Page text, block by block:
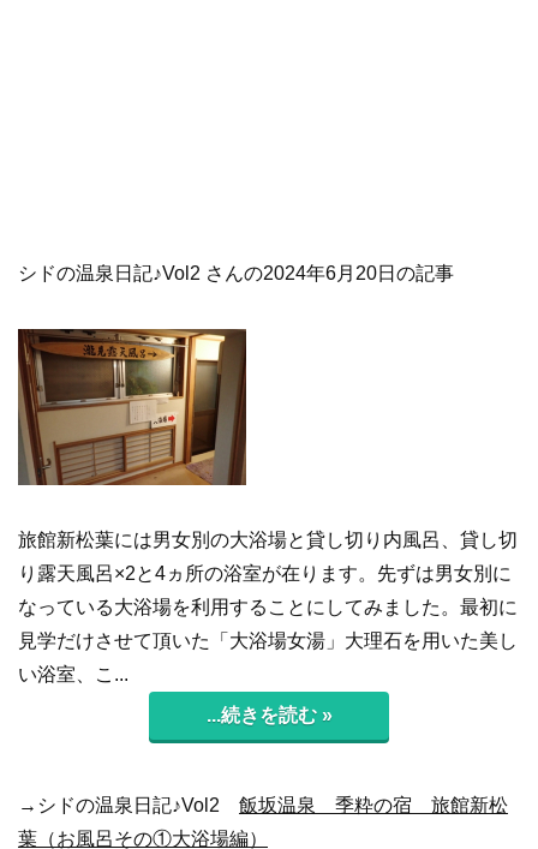
シドの温泉日記♪Vol2 さんの2024年6月20日の記事
旅館新松葉には男女別の大浴場と貸し切り内風呂、貸し切
り露天風呂×2と4ヵ所の浴室が在ります。先ずは男女別に
なっている大浴場を利用することにしてみました。最初に
見学だけさせて頂いた「大浴場女湯」大理石を用いた美し
い浴室、こ...
...続きを読む »
→シドの温泉日記♪Vol2 飯坂温泉 季粋の宿 旅館新松
葉（お風呂その①大浴場編）